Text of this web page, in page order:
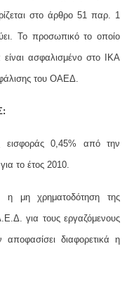
στο άρθρο 51 παρ. 1
Το προσωπικό το οποίο
ασφαλισμένο στο ΙΚΑ
του ΟΑΕΔ.
εισφοράς 0,45% από την
το έτος 2010.
μη χρηματοδότηση της
για τους εργαζόμενους
διαφορετικά η